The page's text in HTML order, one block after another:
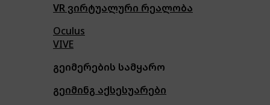
VR ვირტუალური რეალობა
Oculus
VIVE
გეიმერების სამყარო
გეიმინგ აქსესუარები